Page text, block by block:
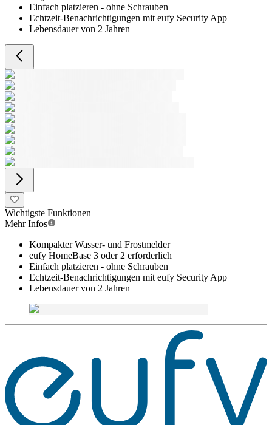
Einfach platzieren - ohne Schrauben
Echtzeit-Benachrichtigungen mit eufy Security App
Lebensdauer von 2 Jahren
Wichtigste Funktionen
Mehr Infos
Kompakter Wasser- und Frostmelder
eufy HomeBase 3 oder 2 erforderlich
Einfach platzieren - ohne Schrauben
Echtzeit-Benachrichtigungen mit eufy Security App
Lebensdauer von 2 Jahren